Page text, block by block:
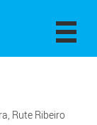
Rute Ribeiro